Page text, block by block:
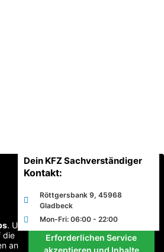
Dein KFZ Sachverständiger
Kontakt:
Röttgersbank 9, 45968
Gladbeck
Mon-Fri: 06:00 - 22:00
. Um
die
an
Erforderlichen Service